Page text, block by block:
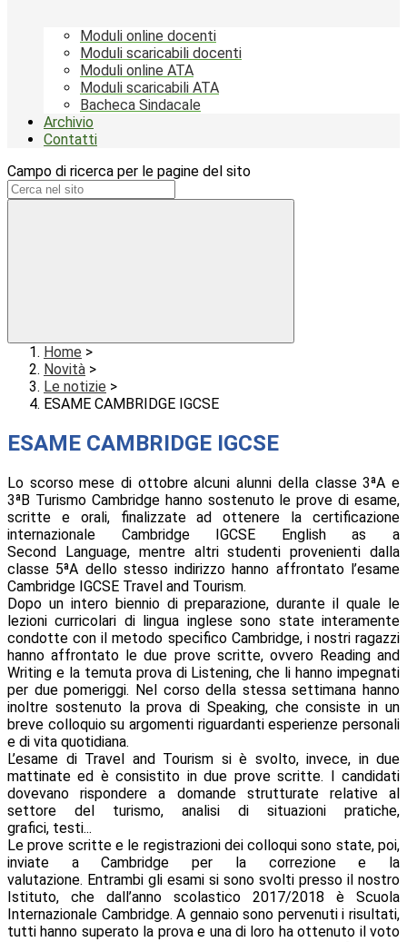
Moduli online docenti
Moduli scaricabili docenti
Moduli online ATA
Moduli scaricabili ATA
Bacheca Sindacale
Archivio
Contatti
Campo di ricerca per le pagine del sito
Home >
Novità >
Le notizie >
ESAME CAMBRIDGE IGCSE
ESAME CAMBRIDGE IGCSE
Lo scorso mese di ottobre alcuni alunni della classe 3ªA e
3ªB Turismo Cambridge hanno sostenuto le prove di esame,
scritte e orali, finalizzate ad ottenere la certificazione
internazionale Cambridge IGCSE English as a
Second Language, mentre altri studenti provenienti dalla
classe 5ªA dello stesso indirizzo hanno affrontato l’esame
Cambridge IGCSE Travel and Tourism.
Dopo un intero biennio di preparazione, durante il quale le
lezioni curricolari di lingua inglese sono state interamente
condotte con il metodo specifico Cambridge, i nostri ragazzi
hanno affrontato le due prove scritte, ovvero Reading and
Writing e la temuta prova di Listening, che li hanno impegnati
per due pomeriggi. Nel corso della stessa settimana hanno
inoltre sostenuto la prova di Speaking, che consiste in un
breve colloquio su argomenti riguardanti esperienze personali
e di vita quotidiana.
L’esame di Travel and Tourism si è svolto, invece, in due
mattinate ed è consistito in due prove scritte. I candidati
dovevano rispondere a domande strutturate relative al
settore del turismo, analisi di situazioni pratiche,
grafici, testi...
Le prove scritte e le registrazioni dei colloqui sono state, poi,
inviate a Cambridge per la correzione e la
valutazione. Entrambi gli esami si sono svolti presso il nostro
Istituto, che dall’anno scolastico 2017/2018 è Scuola
Internazionale Cambridge. A gennaio sono pervenuti i risultati,
tutti hanno superato la prova e una di loro ha ottenuto il voto